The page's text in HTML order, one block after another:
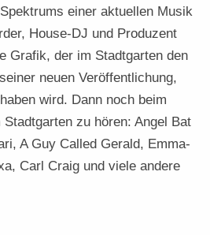
einer aktuellen Musik
House-DJ und Produzent
Grafik, der im Stadtgarten den
neuen Veröffentlichung,
wird. Dann noch beim
zu hören: Angel Bat
A Guy Called Gerald, Emma-
Carl Craig und viele andere